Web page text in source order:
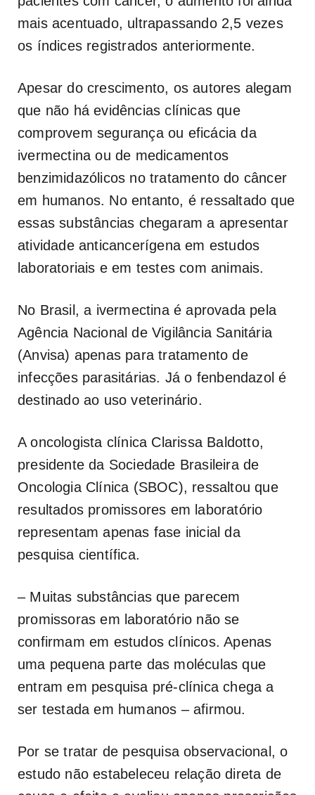
mais acentuado, ultrapassando 2,5 vezes
os índices registrados anteriormente.
Apesar do crescimento, os autores alegam
que não há evidências clínicas que
comprovem segurança ou eficácia da
ivermectina ou de medicamentos
benzimidazólicos no tratamento do câncer
em humanos. No entanto, é ressaltado que
essas substâncias chegaram a apresentar
atividade anticancerígena em estudos
laboratoriais e em testes com animais.
No Brasil, a ivermectina é aprovada pela
Agência Nacional de Vigilância Sanitária
(Anvisa) apenas para tratamento de
infecções parasitárias. Já o fenbendazol é
destinado ao uso veterinário.
A oncologista clínica Clarissa Baldotto,
presidente da Sociedade Brasileira de
Oncologia Clínica (SBOC), ressaltou que
resultados promissores em laboratório
representam apenas fase inicial da
pesquisa científica.
– Muitas substâncias que parecem
promissoras em laboratório não se
confirmam em estudos clínicos. Apenas
uma pequena parte das moléculas que
entram em pesquisa pré-clínica chega a
ser testada em humanos – afirmou.
Por se tratar de pesquisa observacional, o
estudo não estabeleceu relação direta de